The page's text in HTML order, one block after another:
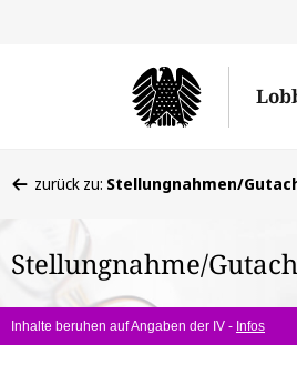
befinden
hier:
zurück zu: Stellungnahmen/
Stellungnahme/
Inhalte beruhen auf Angaben der IV - Infos